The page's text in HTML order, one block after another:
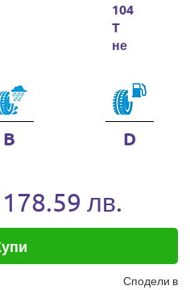
104
T
не
B D
лв.
Сподели в